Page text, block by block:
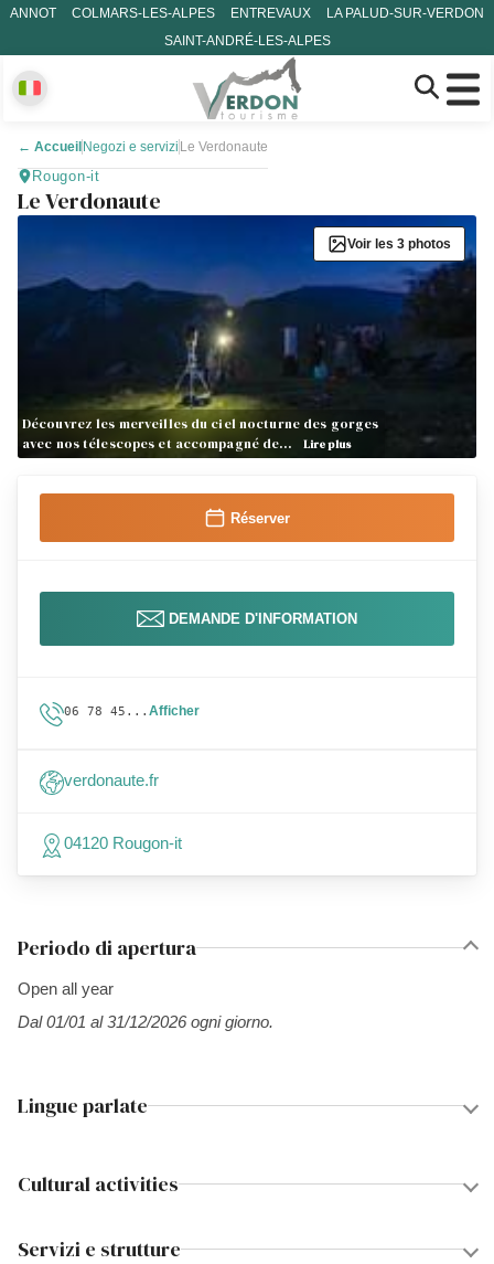
ANNOT COLMARS-LES-ALPES ENTREVAUX
LA PALUD-SUR-VERDON
SAINT-ANDRÉ-LES-ALPES
← Accueil Negozi e servizi Le Verdonaute
Rougon-it
Le Verdonaute
Découvrez les merveilles du ciel nocturne des gorges
avec nos télescopes et accompagné de…
Lire plus
Voir les 3 photos
Periodo di apertura
Open all year
Dal 01/01 al 31/12/2026 ogni giorno.
Lingue parlate
Cultural activities
Servizi e strutture
Réserver
DEMANDE D'INFORMATION
06 78 45... Afficher
verdonaute.fr
04120 Rougon-it